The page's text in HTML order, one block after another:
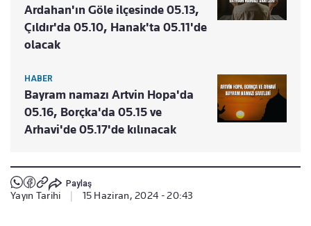
Ardahan'ın Göle ilçesinde 05.13,
Çıldır'da 05.10, Hanak'ta 05.11'de
olacak
HABER
Bayram namazı Artvin Hopa'da
05.16, Borçka'da 05.15 ve
Arhavi'de 05.17'de kılınacak
Paylaş
Yayın Tarihi 15 Haziran, 2024 - 20:43